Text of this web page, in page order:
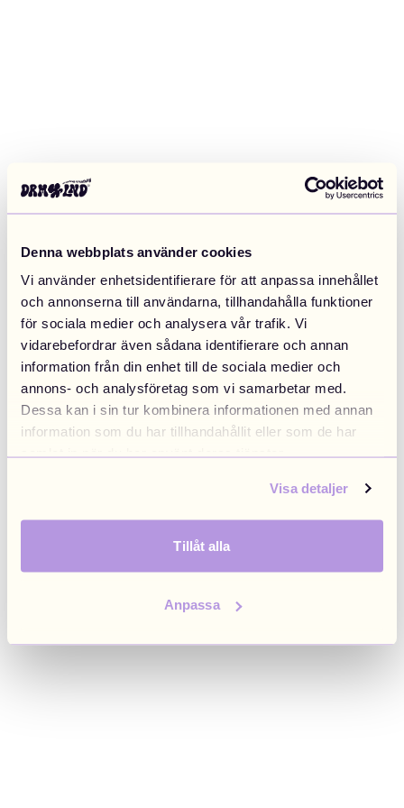
Denna webbplats använder cookies
Vi använder enhetsidentifierare för att anpassa innehållet
och annonserna till användarna, tillhandahålla funktioner
för sociala medier och analysera vår trafik. Vi
vidarebefordrar även sådana identifierare och annan
information från din enhet till de sociala medier och
annons- och analysföretag som vi samarbetar med.
Dessa kan i sin tur kombinera informationen med annan
information som du har tillhandahållit eller som de har
samlat in när du har använt deras tjänster.
Visa detaljer
Tillåt alla
Anpassa
Application error: a client-side exception has occurred (see the
browser console for more information).